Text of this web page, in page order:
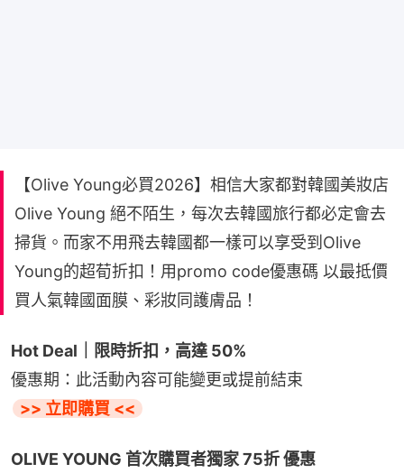
【Olive Young必買2026】相信大家都對韓國美妝店
Olive Young 絕不陌生，每次去韓國旅行都必定會去
掃貨。而家不用飛去韓國都一樣可以享受到Olive
Young的超荀折扣！用promo code優惠碼 以最抵價
買人氣韓國面膜、彩妝同護膚品！
Hot Deal｜限時折扣，高達 50%
優惠期：此活動內容可能變更或提前結束
>> 立即購買 <<
OLIVE YOUNG 首次購買者獨家 75折 優惠